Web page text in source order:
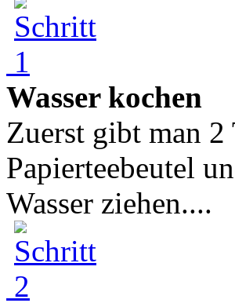
Wasser kochen
Zuerst gibt man
Papierteebeutel
Wasser ziehen....